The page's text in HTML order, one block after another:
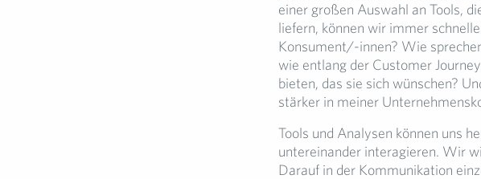
einer großen Auswahl an Tools,
liefern, können wir immer
Konsument/-innen? Wie
wie entlang der Customer
bieten, das sie sich wünschen?
stärker in meiner
Tools und Analysen können uns
untereinander interagieren. Wir
Darauf in der Kommunikation